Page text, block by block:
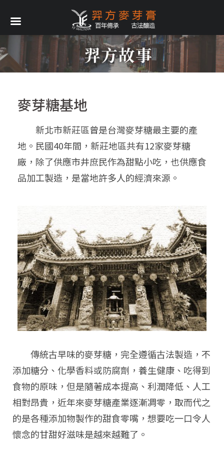
麥芽糖基地
新北市新莊區曾是台灣麥芽糖最主要的產
地。民國40年間，新莊地區共有12家麥芽糖
廠，除了供應市井庶民作為甜點小吃，也供應食
品加工製造，是當地許多人的經濟來源。
傳統古早味的麥芽糖，完全遵循古法製造，不
添加糖分、化學香料或防腐劑，養生健康、吃得到
食物的原味，但是隨著成本提高、利潤降低、人工
相對昂貴，近年來麥芽糖產業逐漸凋零，取而代之
的是各種添加物製作的甜食零嘴，想要吃一口令人
懷念的甘甜好滋味是越來越難了。